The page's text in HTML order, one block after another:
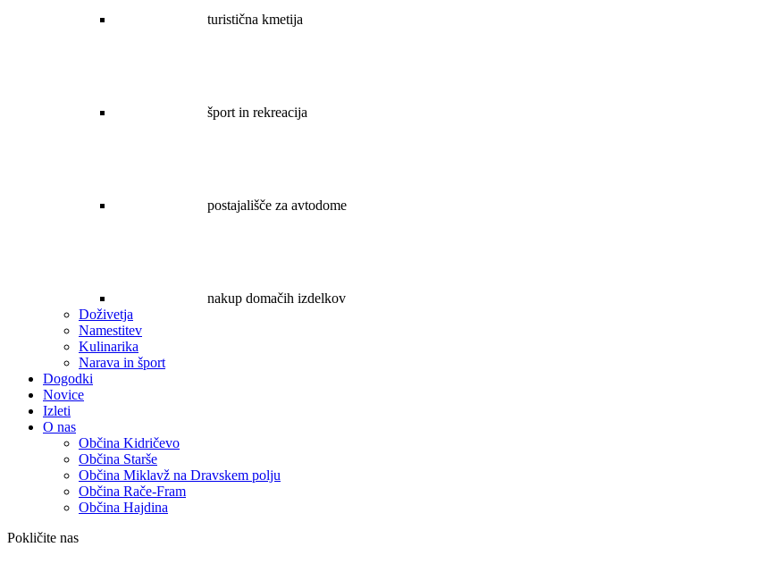
turistična kmetija
šport in rekreacija
postajališče za avtodome
nakup domačih izdelkov
Doživetja
Namestitev
Kulinarika
Narava in šport
Dogodki
Novice
Izleti
O nas
Občina Kidričevo
Občina Starše
Občina Miklavž na Dravskem polju
Občina Rače-Fram
Občina Hajdina
Pokličite nas